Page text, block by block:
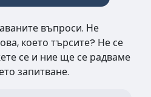
въпроси. Не
което търсите? Не се
се и ние ще се радваме
запитване.